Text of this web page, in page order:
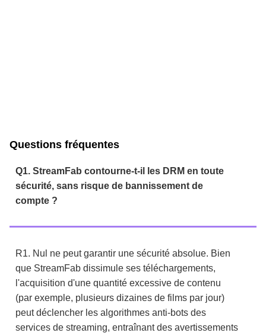
Questions fréquentes
Q1. StreamFab contourne-t-il les DRM en toute
sécurité, sans risque de bannissement de
compte ?
R1. Nul ne peut garantir une sécurité absolue. Bien
que StreamFab dissimule ses téléchargements,
l'acquisition d'une quantité excessive de contenu
(par exemple, plusieurs dizaines de films par jour)
peut déclencher les algorithmes anti-bots des
services de streaming, entraînant des avertissements